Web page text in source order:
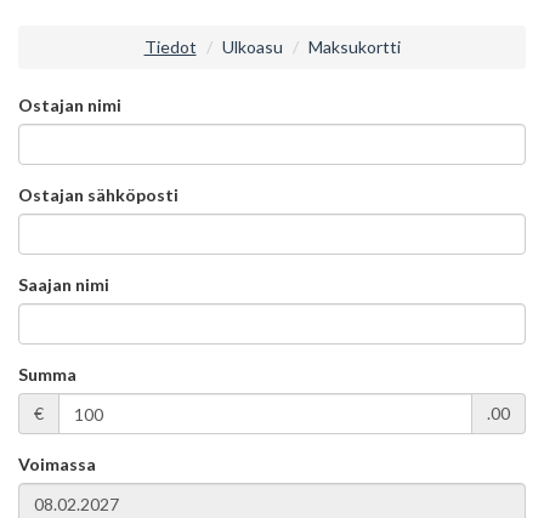
Tiedot Ulkoasu Maksukortti
Ostajan nimi
Ostajan sähköposti
Saajan nimi
Summa
€
.00
Voimassa